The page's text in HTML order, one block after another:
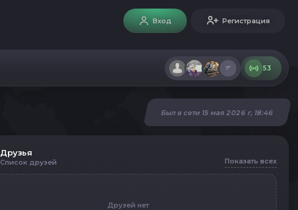
Вход Регистрация
53
Был в сети 15 мая 2026 г, 18:46
Друзья
Список друзей Показать всех
Друзей нет